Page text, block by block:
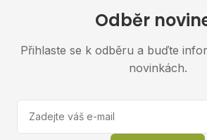
Odběr
Přihlaste se k odběru a buďte
novinkách.